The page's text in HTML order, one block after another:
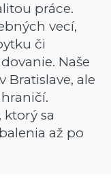
práce.
vecí,
či
Naše
Bratislave, ale
sa
až po